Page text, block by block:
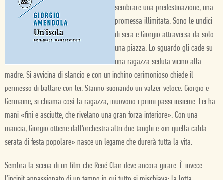
sembrare una predestinazione, una
promessa illimitata. Sono le undici
di sera e Giorgio attraversa da solo
una piazza. Lo sguardo gli cade su
una ragazza seduta vicino alla
madre. Si avvicina di slancio e con un inchino cerimonioso chiede il
permesso di ballare con lei. Stanno suonando un valzer veloce. Giorgio e
Germaine, si chiama così la ragazza, muovono i primi passi insieme. Lei ha
mani «fini e asciutte, che rivelano una gran forza interiore». Con una
mancia, Giorgio ottiene dall’orchestra altri due tanghi e «in quella calda
serata di festa popolare» nasce un legame che durerà tutta la vita.
Sembra la scena di un film che René Clair deve ancora girare. È invece